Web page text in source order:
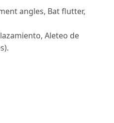
angles, Bat flutter,
Aleteo de